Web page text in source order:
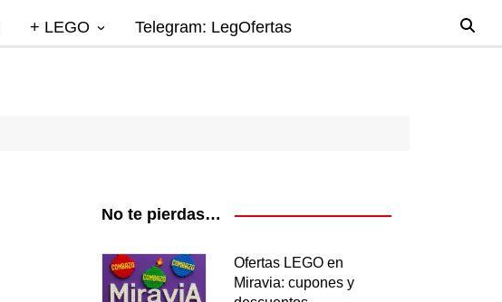
+ LEGO
Promociones
Telegram: LegOfertas
No te pierdas…
Ofertas LEGO en
Miravia: cupones y